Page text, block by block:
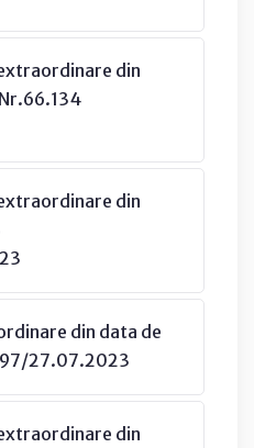
din
din
din data de
27.07.2023
din